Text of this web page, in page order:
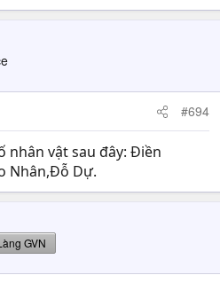
#694
nhân vật sau đây: Điền
Nhân,Đỗ Dự.
GVN